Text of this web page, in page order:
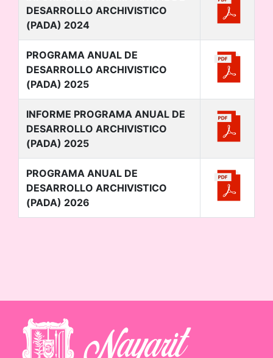
DESARROLLO ARCHIVISTICO
(PADA) 2024
PROGRAMA ANUAL DE
DESARROLLO ARCHIVISTICO
(PADA) 2025
INFORME PROGRAMA ANUAL DE
DESARROLLO ARCHIVISTICO
(PADA) 2025
PROGRAMA ANUAL DE
DESARROLLO ARCHIVISTICO
(PADA) 2026